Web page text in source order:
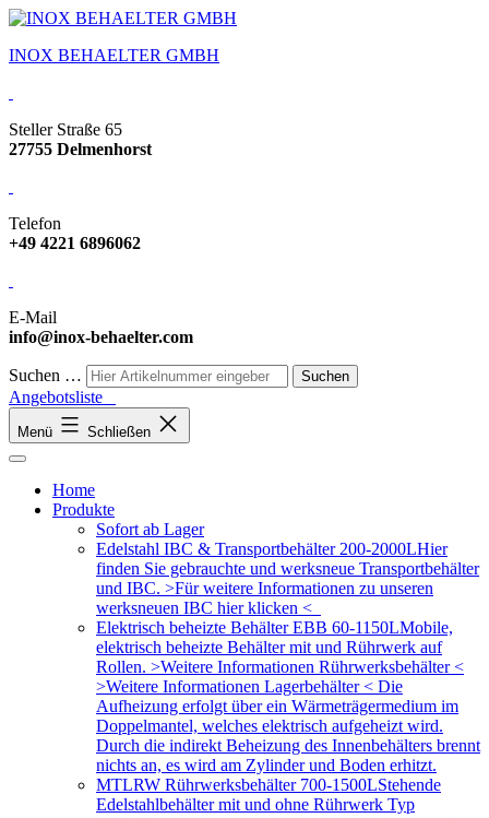
INOX BEHAELTER GMBH
Steller Straße 65
27755 Delmenhorst
Telefon
+49 4221 6896062
E-Mail
info@inox-behaelter.com
Suchen …
Angebotsliste
Menü Schließen
Home
Produkte
Sofort ab Lager
Edelstahl IBC & Transportbehälter 200-2000LHier
finden Sie gebrauchte und werksneue Transportbehälter
und IBC. >Für weitere Informationen zu unseren
werksneuen IBC hier klicken <
Elektrisch beheizte Behälter EBB 60-1150LMobile,
elektrisch beheizte Behälter mit und Rührwerk auf
Rollen. >Weitere Informationen Rührwerksbehälter <
>Weitere Informationen Lagerbehälter < Die
Aufheizung erfolgt über ein Wärmeträgermedium im
Doppelmantel, welches elektrisch aufgeheizt wird.
Durch die indirekt Beheizung des Innenbehälters brennt
nichts an, es wird am Zylinder und Boden erhitzt.
MTLRW Rührwerksbehälter 700-1500LStehende
Edelstahlbehälter mit und ohne Rührwerk Typ